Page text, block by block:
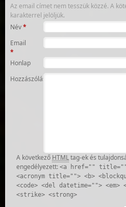
Az email címet nem tesszük közzé. A
karakterrel jelöljük.
Név*
Email
*
Honlap
Hozzászólás
A következő HTMLtag-ek és
engedélyezett: <a href=""
<acronym title=""> <b>
<code> <del datetime="">
<strike> <strong>